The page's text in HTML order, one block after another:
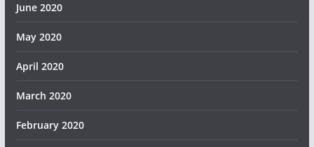
June 2020
May 2020
April 2020
March 2020
February 2020